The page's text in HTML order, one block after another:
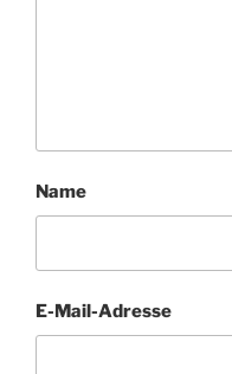
Name
E-Mail-Adresse